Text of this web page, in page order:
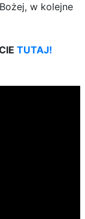
w kolejne
TUTAJ!